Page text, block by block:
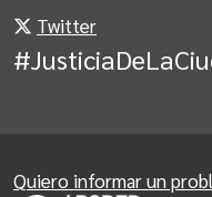
Twitter
Quiero informar un